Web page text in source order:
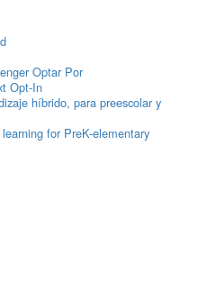
Optar Por
Opt-In
híbrido, para preescolar y
for PreK-elementary